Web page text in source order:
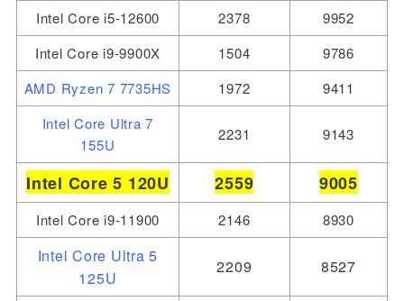
Intel Core i5-12600 2378
9952
Intel Core i9-9900X
1504
9786
AMD Ryzen 7 7735HS
1972
9411
Intel Core Ultra 7
155U
2231 9143
Intel Core 5 120U 2559 9005
Intel Core i9-11900 2146 8930
Intel Core Ultra 5
125U
2209 8527